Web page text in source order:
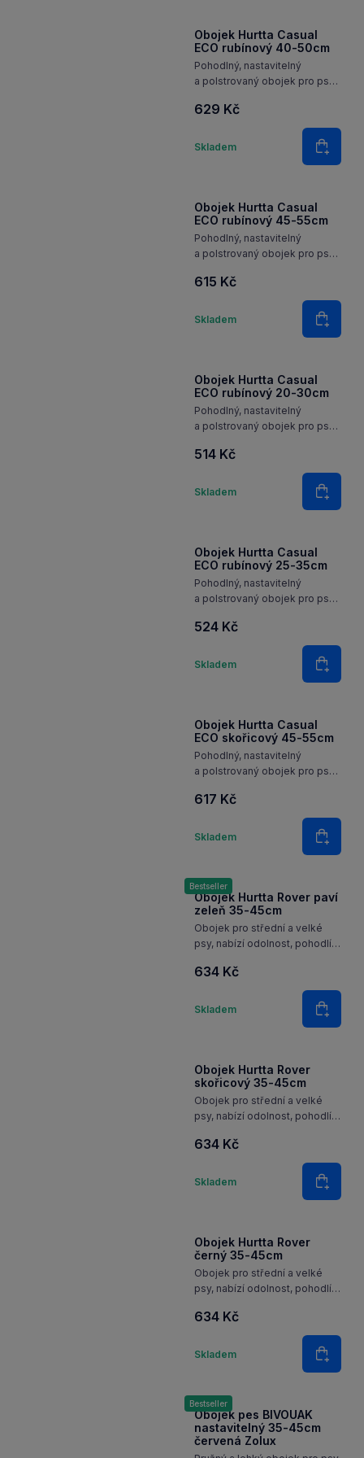
Obojek Hurtta Casual
ECO rubínový 40-50cm
Pohodlný, nastavitelný
a polstrovaný obojek pro psy
a s reflexními 3M prvky pro
629 Kč
Skladem
Množství
Do
Obojek Hurtta Casual
ECO rubínový 45-55cm
Pohodlný, nastavitelný
a polstrovaný obojek pro psy
a s reflexními 3M prvky pro
615 Kč
Skladem
Množství
Do
Obojek Hurtta Casual
ECO rubínový 20-30cm
Pohodlný, nastavitelný
a polstrovaný obojek pro psy
a s reflexními 3M prvky pro
514 Kč
Skladem
Množství
Do
Obojek Hurtta Casual
ECO rubínový 25-35cm
Pohodlný, nastavitelný
a polstrovaný obojek pro psy
a s reflexními 3M prvky pro
524 Kč
Skladem
Množství
Do
Obojek Hurtta Casual
ECO skořicový 45-55cm
Pohodlný, nastavitelný
a polstrovaný obojek pro psy
a s reflexními 3M prvky pro
617 Kč
Skladem
Množství
Do
Bestseller
Obojek Hurtta Rover paví
zeleň 35-45cm
Obojek pro střední a velké
psy, nabízí odolnost, pohodlí
dobrodružství.
634 Kč
Skladem
Množství
Do
Obojek Hurtta Rover
skořicový 35-45cm
Obojek pro střední a velké
psy, nabízí odolnost, pohodlí
dobrodružství.
634 Kč
Skladem
Množství
Do
Obojek Hurtta Rover
černý 35-45cm
Obojek pro střední a velké
psy, nabízí odolnost, pohodlí
dobrodružství.
634 Kč
Skladem
Množství
Do
Bestseller
Obojek pes BIVOUAK
nastavitelný 35-45cm
červená Zolux